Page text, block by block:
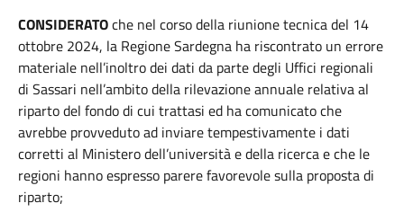
CONSIDERATOche nel corso della riunione tecnica del 14
ottobre 2024, la Regione Sardegna ha riscontrato un errore
materiale nell’inoltro dei dati da parte degli Uffici regionali
di Sassari nell’ambito della rilevazione annuale relativa al
riparto del fondo di cui trattasi ed ha comunicato che
avrebbe provveduto ad inviare tempestivamente i dati
corretti al Ministero dell’università e della ricerca e che le
regioni hanno espresso parere favorevole sulla proposta di
riparto;